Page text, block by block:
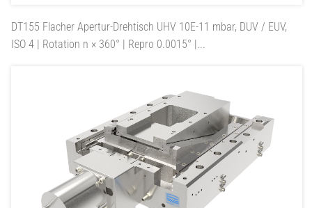
DT155 Flacher Apertur-Drehtisch UHV 10E-11 mbar, DUV / EUV,
ISO 4 | Rotation n × 360° | Repro 0.0015° |...